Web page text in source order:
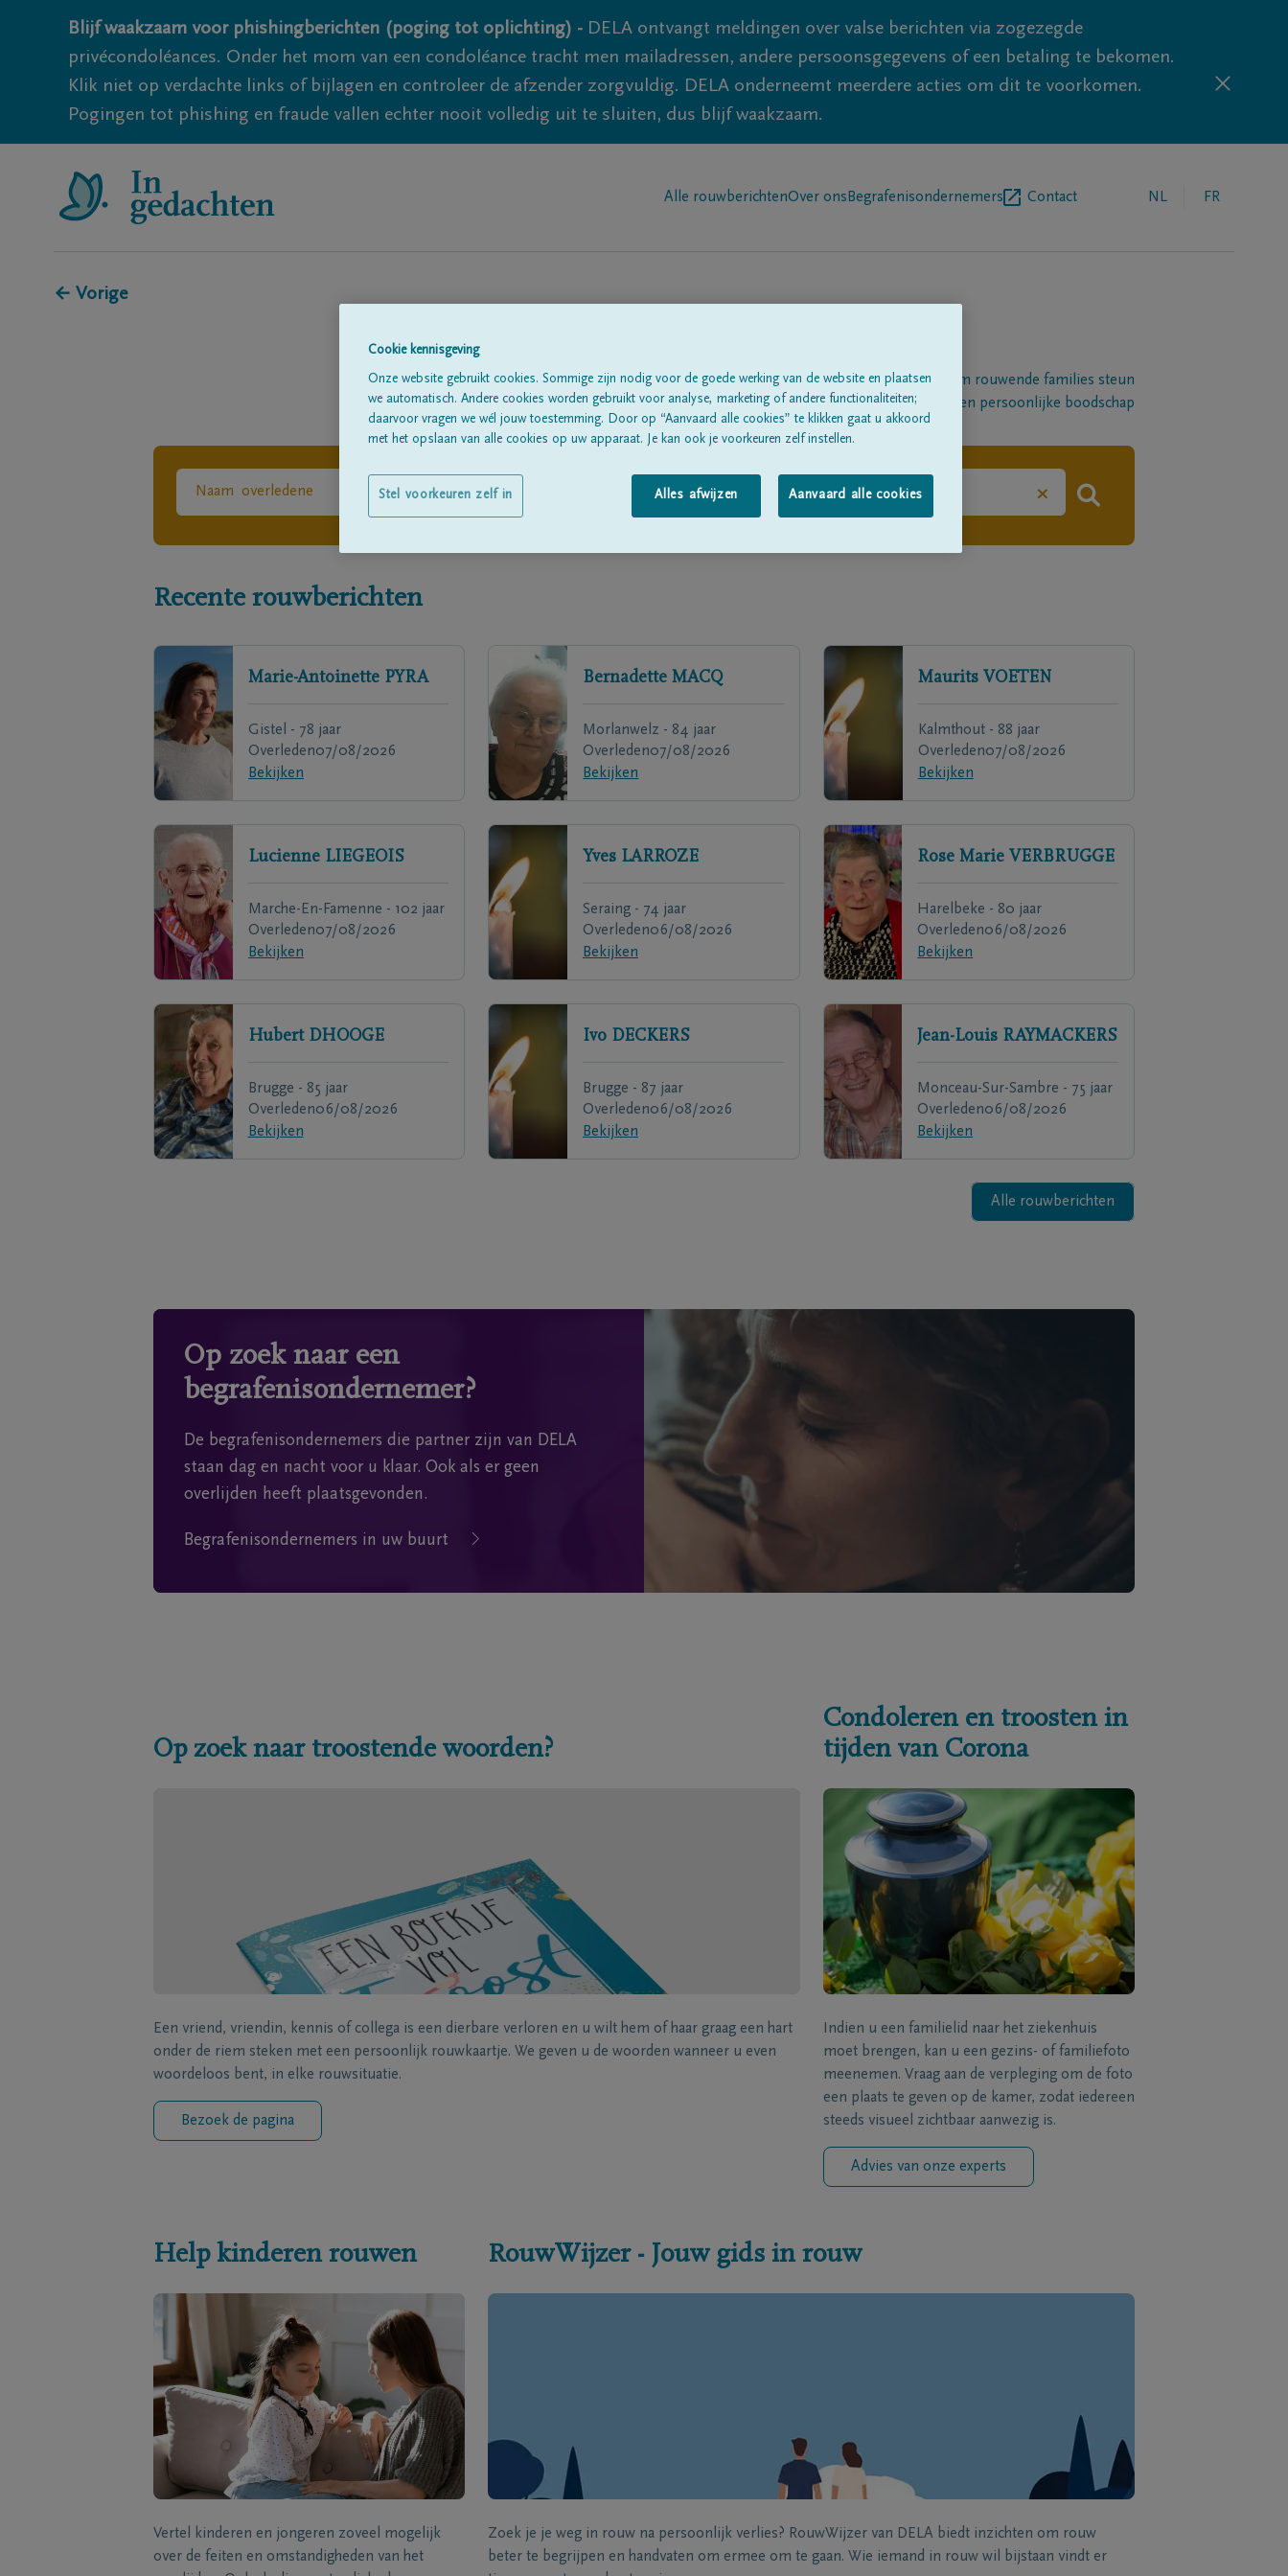
Blijf waakzaam voor phishingberichten (poging tot oplichting) - DELA ontvangt meldingen over valse berichten via zogezegde
privécondoléances. Onder het mom van een condoléance tracht men mailadressen, andere persoonsgegevens of een betaling te bekomen.
Klik niet op verdachte links of bijlagen en controleer de afzender zorgvuldig. DELA onderneemt meerdere acties om dit te voorkomen.
Pogingen tot phishing en fraude vallen echter nooit volledig uit te sluiten, dus blijf waakzaam.
Alle rouwberichtenOver ons Begrafenisondernemers Contact NL FR
← Vorige
Een platform om rouwende families steun
te betuigen met een persoonlijke boodschap
×
Recente rouwberichten
Marie-Antoinette PYRA
Gistel - 78 jaar
Overleden07/08/2026
Bekijken
Bernadette MACQ
Morlanwelz - 84 jaar
Overleden07/08/2026
Bekijken
Maurits VOETEN
Kalmthout - 88 jaar
Overleden07/08/2026
Bekijken
Lucienne LIEGEOIS
Marche-En-Famenne - 102 jaar
Overleden07/08/2026
Bekijken
Yves LARROZE
Seraing - 74 jaar
Overleden06/08/2026
Bekijken
Rose Marie VERBRUGGE
Harelbeke - 80 jaar
Overleden06/08/2026
Bekijken
Hubert DHOOGE
Brugge - 85 jaar
Overleden06/08/2026
Bekijken
Ivo DECKERS
Brugge - 87 jaar
Overleden06/08/2026
Bekijken
Jean-Louis RAYMACKERS
Monceau-Sur-Sambre - 75 jaar
Overleden06/08/2026
Bekijken
Alle rouwberichten
Op zoek naar een
begrafenisondernemer?
De begrafenisondernemers die partner zijn van DELA
staan dag en nacht voor u klaar. Ook als er geen
overlijden heeft plaatsgevonden.
Begrafenisondernemers in uw buurt
Op zoek naar troostende woorden?
Een vriend, vriendin, kennis of collega is een dierbare verloren en u wilt hem of haar graag een hart
onder de riem steken met een persoonlijk rouwkaartje. We geven u de woorden wanneer u even
woordeloos bent, in elke rouwsituatie.
Bezoek de pagina
Condoleren en troosten in
tijden van Corona
Indien u een familielid naar het ziekenhuis
moet brengen, kan u een gezins- of familiefoto
meenemen. Vraag aan de verpleging om de foto
een plaats te geven op de kamer, zodat iedereen
steeds visueel zichtbaar aanwezig is.
Advies van onze experts
Help kinderen rouwen
Vertel kinderen en jongeren zoveel mogelijk
over de feiten en omstandigheden van het
RouwWijzer - Jouw gids in rouw
Zoek je je weg in rouw na persoonlijk verlies? RouwWijzer van DELA biedt inzichten om rouw
beter te begrijpen en handvaten om ermee om te gaan. Wie iemand in rouw wil bijstaan vindt er
Cookie kennisgeving
Onze website gebruikt cookies. Sommige zijn nodig voor de goede werking van de website en plaatsen
we automatisch. Andere cookies worden gebruikt voor analyse, marketing of andere functionaliteiten;
daarvoor vragen we wél jouw toestemming. Door op “Aanvaard alle cookies” te klikken gaat u akkoord
met het opslaan van alle cookies op uw apparaat. Je kan ook je voorkeuren zelf instellen.
Alles afwijzen Aanvaard alle cookies
Stel voorkeuren zelf in